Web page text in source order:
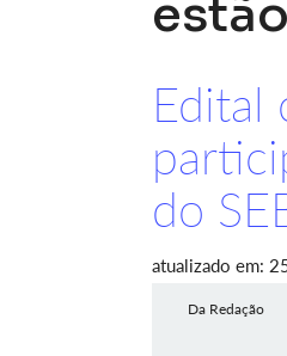
Edital
do
atualizado em:
Da Redação